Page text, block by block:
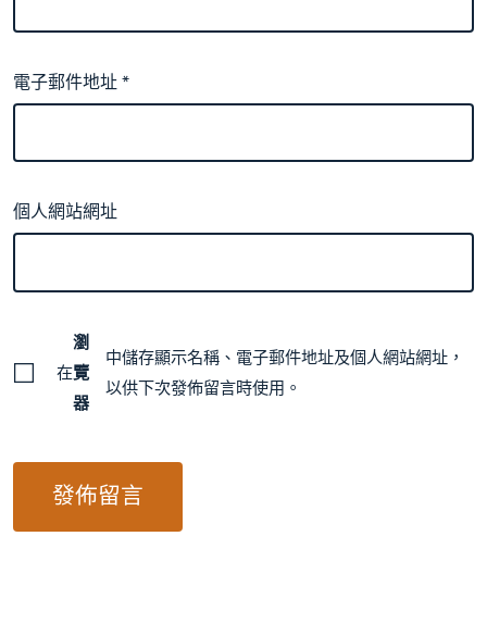
電子郵件地址*
個人網站網址
在
瀏
覽
器
中儲存顯示名稱、電子郵件地址及個人網站網址，
以供下次發佈留言時使用。